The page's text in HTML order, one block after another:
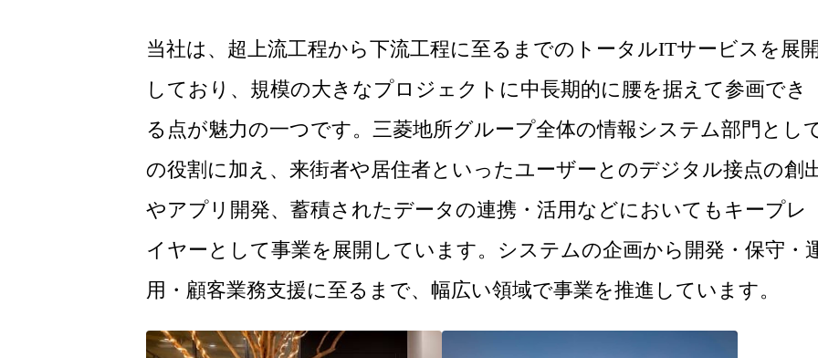
当社は、超上流工程から下流工程に至るまでのトータルITサービスを展開
しており、規模の大きなプロジェクトに中長期的に腰を据えて参画でき
る点が魅力の一つです。三菱地所グループ全体の情報システム部門とし
の役割に加え、来街者や居住者といったユーザーとのデジタル接点の創
やアプリ開発、蓄積されたデータの連携・活用などにおいてもキープレ
イヤーとして事業を展開しています。システムの企画から開発・保守・
用・顧客業務支援に至るまで、幅広い領域で事業を推進しています。